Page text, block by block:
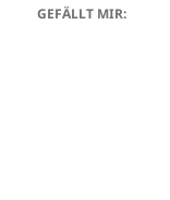
GEFÄLLT MIR: